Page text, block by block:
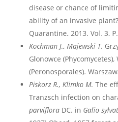
disease or chance of
ability of an invasive
Quarantine. 2013. Vol. 3.
Kochman J., Majewski T.
Glonowce (Phycomycetes),
(Peronosporales).
Piskorz R., Klimko M. The
Tranzsch infection on
parvifloraDC. in Galio